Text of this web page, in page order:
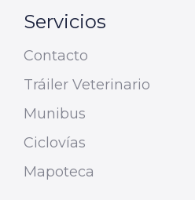
Servicios
Contacto
Tráiler Veterinario
Munibus
Ciclovías
Mapoteca